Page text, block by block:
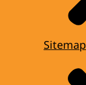
Sitemap